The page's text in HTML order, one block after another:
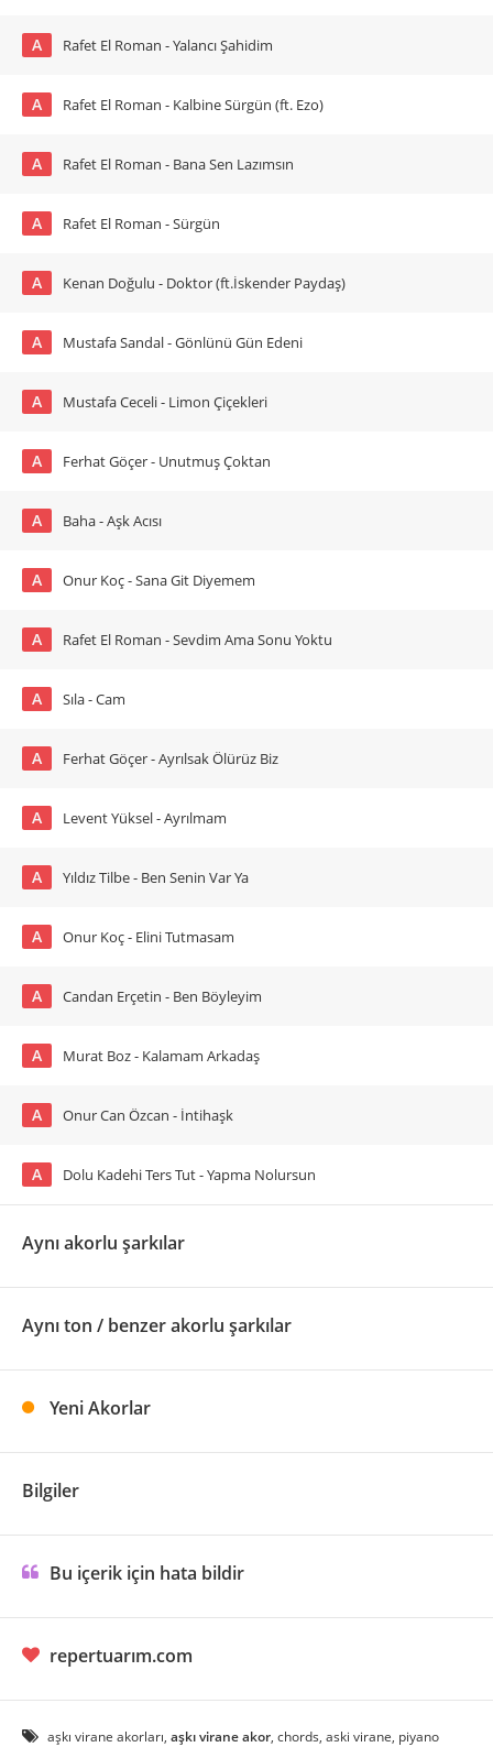
A Rafet El Roman - Yalancı Şahidim
A Rafet El Roman - Kalbine Sürgün (ft. Ezo)
A Rafet El Roman - Bana Sen Lazımsın
A Rafet El Roman - Sürgün
A Kenan Doğulu - Doktor (ft.İskender Paydaş)
A Mustafa Sandal - Gönlünü Gün Edeni
A Mustafa Ceceli - Limon Çiçekleri
A Ferhat Göçer - Unutmuş Çoktan
A Baha - Aşk Acısı
A Onur Koç - Sana Git Diyemem
A Rafet El Roman - Sevdim Ama Sonu Yoktu
A Sıla - Cam
A Ferhat Göçer - Ayrılsak Ölürüz Biz
A Levent Yüksel - Ayrılmam
A Yıldız Tilbe - Ben Senin Var Ya
A Onur Koç - Elini Tutmasam
A Candan Erçetin - Ben Böyleyim
A Murat Boz - Kalamam Arkadaş
A Onur Can Özcan - İntihaşk
A Dolu Kadehi Ters Tut - Yapma Nolursun
Aynı akorlu şarkılar
Aynı ton / benzer akorlu şarkılar
Yeni Akorlar
Bilgiler
Bu içerik için hata bildir
repertuarım.com
aşkı virane akorları, aşkı virane akor, chords, aski virane, piyano